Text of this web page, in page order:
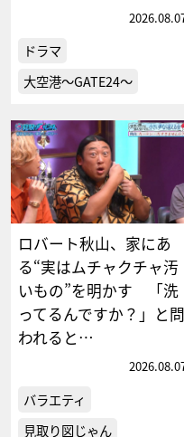
ドラマ
大空港～GATE24～
ロバート秋山、家にあ
る“実はムチャクチャ汚
いもの”を明かす 「洗
ってるんですか？」と問
われると…
バラエティ
見取り図じゃん